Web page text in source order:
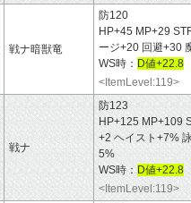
戦ナ暗獣竜
防120
HP+45 MP+29
ージ+20 回避+30
WS時： D値+22.8
<ItemLevel:119>
戦ナ
防123
HP+125 MP+109
+2 ヘイスト+7%
5%
WS時： D値+22.8
<ItemLevel:119>